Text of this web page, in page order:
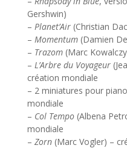
Gershwin)
– Planet’Air(Christian
– Momentum(Damien
– Trazom(Marc
– L’Arbre du Voyageur
création mondiale
– 2 miniatures pour
mondiale
– Col Tempo(Albena
mondiale
– Zorn(Marc Vogler) –